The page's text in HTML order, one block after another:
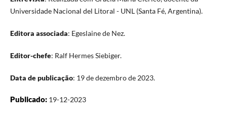
Universidade Nacional del Litoral - UNL (Santa Fé, Argentina).
Editora associada: Egeslaine de Nez.
Editor-chefe: Ralf Hermes Siebiger.
Data de publicação: 19 de dezembro de 2023.
Publicado: 19-12-2023